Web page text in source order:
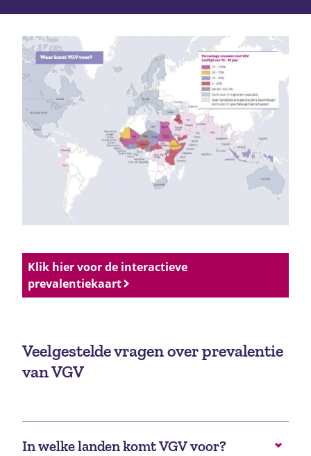
Klik hier voor de interactieve
prevalentiekaart
Veelgestelde vragen over prevalentie
van VGV
In welke landen komt VGV voor?